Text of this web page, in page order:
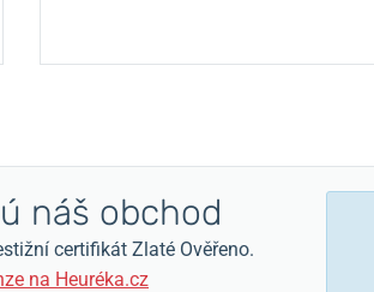
náš obchod
certifikát Zlaté Ověřeno.
na Heuréka.cz